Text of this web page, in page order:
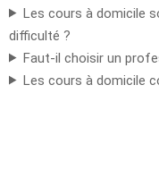
Les cours à domicile
difficulté ?
Faut-il choisir un
Les cours à domicile